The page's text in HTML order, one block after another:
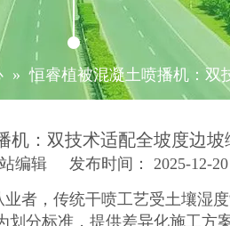
» 恒睿植被混凝土喷播机：双
机：双技术适配全坡度边坡
辑 发布时间： 2025-12-
，传统干喷工艺受土壤湿
分标准，提供差异化施工方